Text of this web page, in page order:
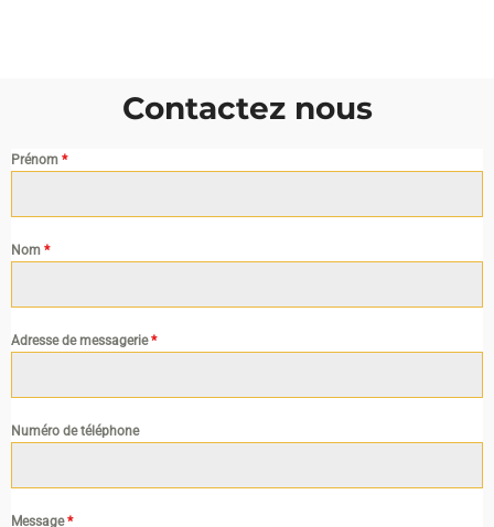
Contactez nous
Prénom *
Nom *
Adresse de messagerie*
Numéro de téléphone
Message*